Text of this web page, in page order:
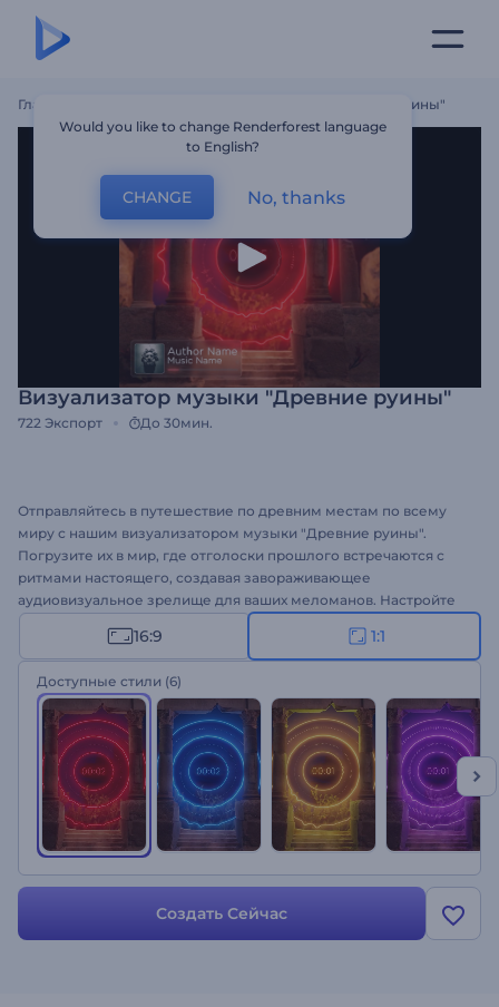
Главная Визуализатор Музыки "Древние Руины"
Визуализатор музыки "Древние руины"
722 Экспорт До 30мин.
Отправляйтесь в путешествие по древним местам по всему
миру с нашим визуализатором музыки "Древние руины".
Погрузите их в мир, где отголоски прошлого встречаются с
ритмами настоящего, создавая завораживающее
аудиовизуальное зрелище для ваших меломанов. Настройте
шаблон с названием вашего трека и именем исполнителя,
загрузите свою музыку и представьте свой шедевр на
стриминг-платформах, чтобы расширить базу своих фанов.
Идеально подходит для диджеев, музыкальных продюсеров и
музыкантов, которые хотят расширить свое музыкальное
влияние. Попробуйте прямо сейчас!
16:9 1:1
Доступные стили (6)
Создать Сейчас
Would you like to change Renderforest language
to English?
CHANGE No, thanks